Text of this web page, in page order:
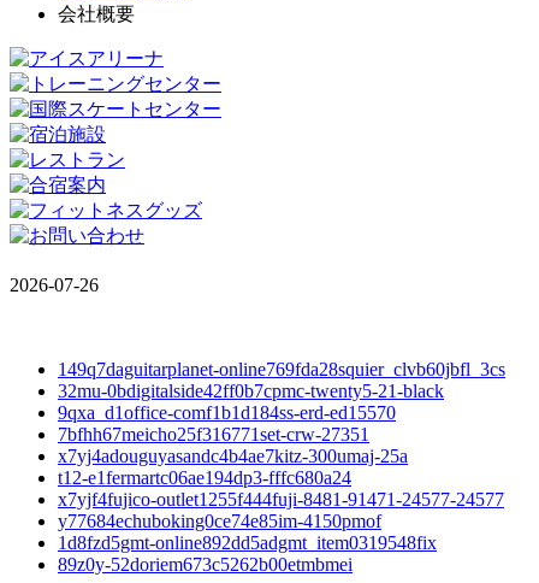
会社概要
2026-07-26
149q7daguitarplanet-online769fda28squier_clvb60jbfl_3cs
32mu-0bdigitalside42ff0b7cpmc-twenty5-21-black
9qxa_d1office-comf1b1d184ss-erd-ed15570
7bfhh67meicho25f316771set-crw-27351
x7yj4adouguyasandc4b4ae7kitz-300umaj-25a
t12-e1fermartc06ae194dp3-fffc680a24
x7yjf4fujico-outlet1255f444fuji-8481-91471-24577-24577
y77684echuboking0ce74e85im-4150pmof
1d8fzd5gmt-online892dd5adgmt_item0319548fix
89z0y-52doriem673c5262b00etmbmei